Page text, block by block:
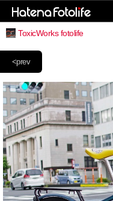
ToxicWorks fotolife
<prev